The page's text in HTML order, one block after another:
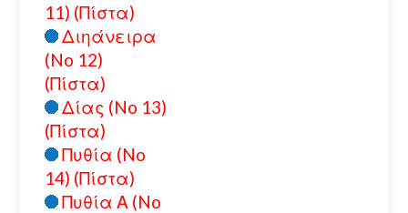
11) (Πίστα)
Διηάνειρα
(No 12)
(Πίστα)
Δίας (No 13)
(Πίστα)
Πυθία (No
14) (Πίστα)
Πυθία Α (No